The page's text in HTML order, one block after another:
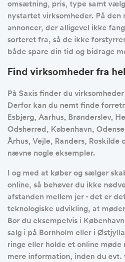
omsætning, pris, type samt
nystartet virksomheder. På den
annoncer, der alligevel ikke
sorteret fra, så de ikke
både spare din tid og bidrage
Find virksomheder fra
På Saxis finder du
Derfor kan du nemt finde
Esbjerg, Aarhus, Brønderslev,
Odsherred, København,
Århus, Vejle, Randers, Roskilde
nævne nogle eksempler.
I og med at køber og sælger
online, så behøver du ikke
afstanden mellem jer - det er
teknologiske udvikling, at
Bor du eksempelvis i
salg i på Bornholm eller i
ringe eller holde et online
mere information, inden du